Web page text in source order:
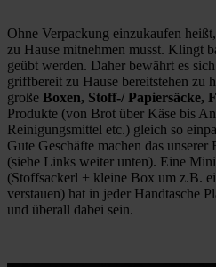
Ohne Verpackung einzukaufen
zu Hause mitnehmen musst. Klingt
geübt werden. Daher bewährt es
griffbereit zu Hause bereitstehen zu
große Boxen, Stoff-/ Papiersäcke,
Produkte (von Brot über Käse bis
Reinigungsmittel etc.) gleich so
Gute Geschäfte machen das
(siehe Links weiter unten). Eine
(Stoffsackerl + kleine Box um z.B.
verstauen) hat in jeder Handtasche
und überall dabei sein.